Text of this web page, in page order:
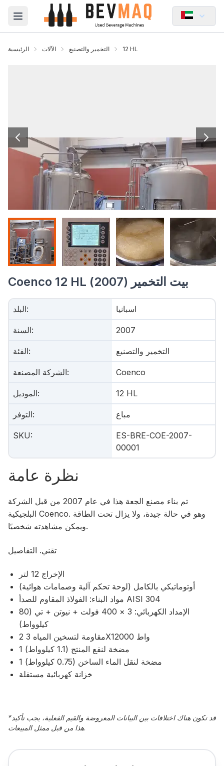
Open main menu
الرئيسية الآلات التخمير والتصنيع 12 HL
Coenco 12 HL بيت التخمير (2007)
البلد: اسبانيا
السنة: 2007
الفئة: التخمير والتصنيع
الشركة المصنعة: Coenco
الموديل: 12 HL
التوفر: مباع
SKU:
ES-BRE-COE-2007-
00001
نظرة عامة
تم بناء مصنع الجعة هذا في عام 2007 من قبل الشركة
البلجيكية Coenco. وهو في حالة جيدة، ولا يزال تحت الطاقة
ويمكن مشاهدته شخصيًا.
تقني. التفاصيل
الإخراج 12 لتر
أوتوماتيكي بالكامل (لوحة تحكم آلية وصمامات هوائية)
مواد البناء: الفولاذ المقاوم للصدأ AISI 304
الإمداد الكهربائي: 3 × 400 فولت + نيوتن + تي (80
كيلوواط)
2 مقاومة لتسخين المياه 3X12000 واط
1 مضخة لنقع المنتج (1.1 كيلوواط)
1 مضخة لنقل الماء الساخن (0.75 كيلوواط)
خزانة كهربائية مستقلة
*قد تكون هناك اختلافات بين البيانات المعروضة والقيم الفعلية، يجب تأكيد
هذا من قبل ممثل المبيعات.